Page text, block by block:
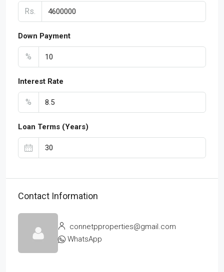
Rs.
Down Payment
%
Interest Rate
%
Loan Terms (Years)
Contact Information
connetpproperties@gmail.com
WhatsApp